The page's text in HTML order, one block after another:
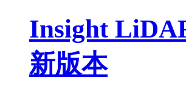
Insight
新版本